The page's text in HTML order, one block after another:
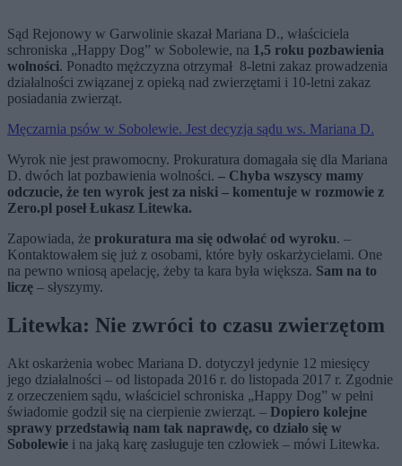
Sąd Rejonowy w Garwolinie skazał Mariana D., właściciela
schroniska „Happy Dog” w Sobolewie, na 1,5 roku pozbawienia
wolności. Ponadto mężczyzna otrzymał 8-letni zakaz prowadzenia
działalności związanej z opieką nad zwierzętami i 10-letni zakaz
posiadania zwierząt.
Męczarnia psów w Sobolewie. Jest decyzja sądu ws. Mariana D.
Wyrok nie jest prawomocny. Prokuratura domagała się dla Mariana
D. dwóch lat pozbawienia wolności. – Chyba wszyscy mamy
odczucie, że ten wyrok jest za niski – komentuje w rozmowie z
Zero.pl poseł Łukasz Litewka.
Zapowiada, że prokuratura ma się odwołać od wyroku. –
Kontaktowałem się już z osobami, które były oskarżycielami. One
na pewno wniosą apelację, żeby ta kara była większa. Sam na to
liczę – słyszymy.
Litewka: Nie zwróci to czasu zwierzętom
Akt oskarżenia wobec Mariana D. dotyczył jedynie 12 miesięcy
jego działalności – od listopada 2016 r. do listopada 2017 r. Zgodnie
z orzeczeniem sądu, właściciel schroniska „Happy Dog” w pełni
świadomie godził się na cierpienie zwierząt. – Dopiero kolejne
sprawy przedstawią nam tak naprawdę, co działo się w
Sobolewie i na jaką karę zasługuje ten człowiek – mówi Litewka.